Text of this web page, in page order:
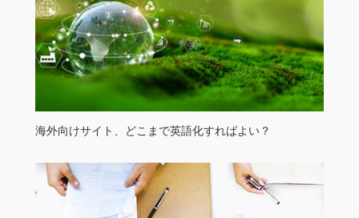
海外向けサイト、どこまで英語化すればよい？